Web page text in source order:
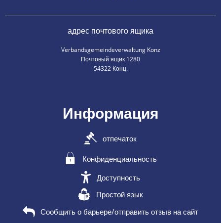
адрес почтового ящика
Verbandsgemeindeverwaltung Konz
Почтовый ящик 1280
54322 Конц.
Информация
отпечаток
Конфиденциальность
Доступность
Простой язык
Сообщить о барьере/отправить отзыв на сайт